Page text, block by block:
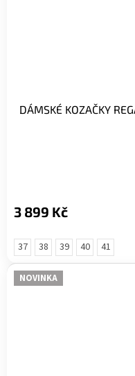
DÁMSKÉ KOZAČKY
5,0
z
hvězdiček.
3 899 Kč
37 38 39 40 41
NOVINKA